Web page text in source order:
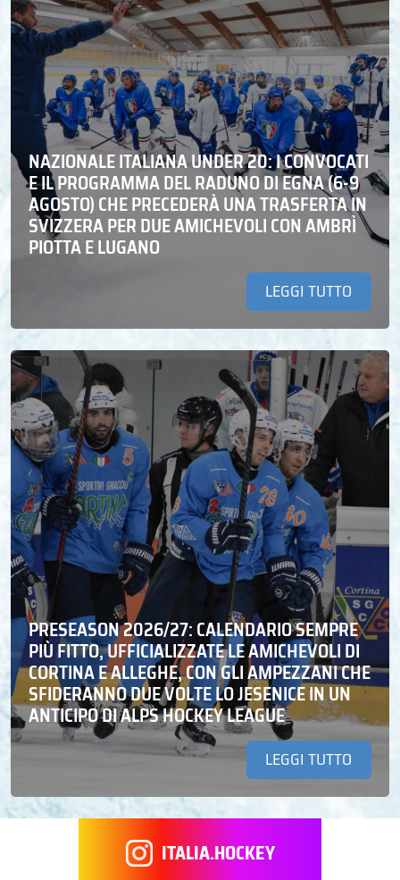
NAZIONALE ITALIANA UNDER 20: I CONVOCATI
E IL PROGRAMMA DEL RADUNO DI EGNA (6-9
AGOSTO) CHE PRECEDERÀ UNA TRASFERTA IN
SVIZZERA PER DUE AMICHEVOLI CON AMBRÌ
PIOTTA E LUGANO
LEGGI TUTTO
PRESEASON 2026/27: CALENDARIO SEMPRE
PIÙ FITTO, UFFICIALIZZATE LE AMICHEVOLI DI
CORTINA E ALLEGHE, CON GLI AMPEZZANI CHE
SFIDERANNO DUE VOLTE LO JESENICE IN UN
ANTICIPO DI ALPS HOCKEY LEAGUE
LEGGI TUTTO
ITALIA.HOCKEY